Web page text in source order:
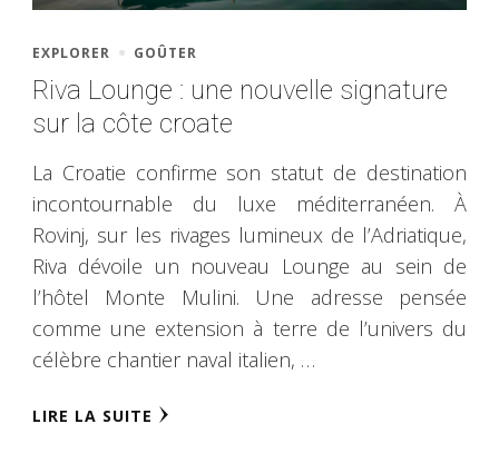
EXPLORER GOÛTER
Riva Lounge : une nouvelle signature
sur la côte croate
La Croatie confirme son statut de destination
incontournable du luxe méditerranéen. À
Rovinj, sur les rivages lumineux de l’Adriatique,
Riva dévoile un nouveau Lounge au sein de
l’hôtel Monte Mulini. Une adresse pensée
comme une extension à terre de l’univers du
célèbre chantier naval italien, …
LIRE LA SUITE